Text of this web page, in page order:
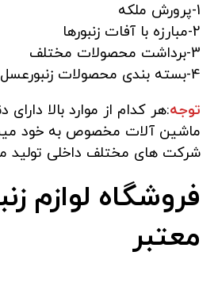
1-پرورش ملکه
2-مبارزه با آفات زنبورها
3-برداشت محصولات مختلف
4-بسته بندی محصولات زنبورعسل و…
توجه:هر کدام از موارد بالا
ماشین آلات مخصوص به خود
شرکت های مختلف داخلی تولید
فروشگاه لوازم
معتبر